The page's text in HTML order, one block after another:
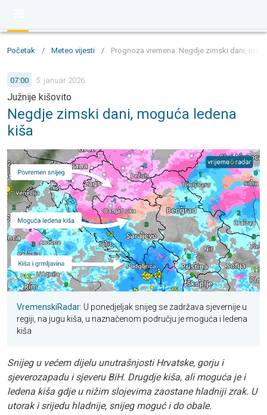
Početak / Meteo vijesti / Prognoza vremena: Negdje zimski dani,
07:00 5. januar 2026.
Južnije kišovito
Negdje zimski dani, moguća ledena
kiša
VremenskiRadar: U ponedjeljak snijeg se zadržava sjevernije u
regiji, na jugu kiša, u naznačenom području je moguća i ledena
kiša
Snijeg u većem dijelu unutrašnjosti Hrvatske, gorju i
sjeverozapadu i sjeveru BiH. Drugdje kiša, ali moguća je i
ledena kiša gdje u nižim slojevima zaostane hladniji zrak. U
utorak i srijedu hladnije, snijeg moguć i do obale.